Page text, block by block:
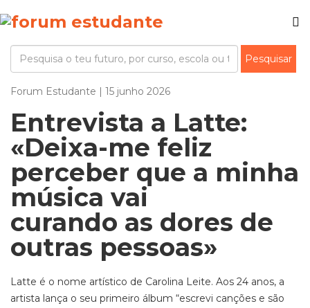
Forum Estudante | 15 junho 2026
Entrevista a Latte:
«Deixa-me feliz
perceber que a minha
música vai
curando as dores de
outras pessoas»
Latte é o nome artístico de Carolina Leite. Aos 24 anos, a
artista lança o seu primeiro álbum “escrevi canções e são